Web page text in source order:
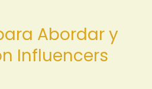
Abordar y
Influencers